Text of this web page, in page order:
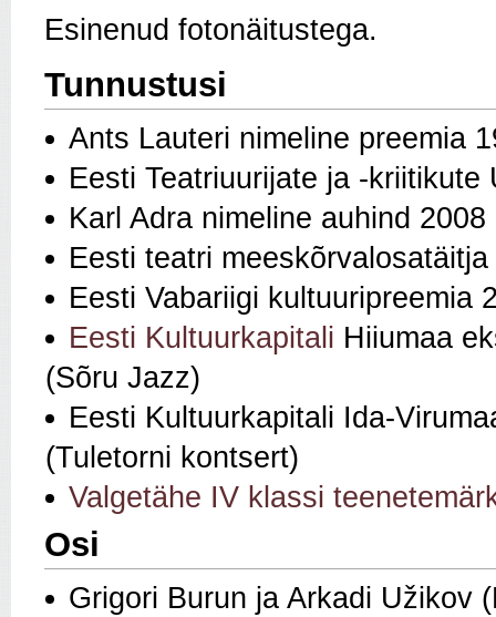
Esinenud fotonäitustega.
Tunnustusi
Ants Lauteri nimeline preemia
Eesti Teatriuurijate ja -
Karl Adra nimeline auhind 2008
Eesti teatri
Eesti Vabariigi kultuuripreemia
Eesti Kultuurkapitali Hiiumaa
(Sõru Jazz)
Eesti Kultuurkapitali Ida-
(Tuletorni kontsert)
Valgetähe IV klassi
Osi
Grigori Burun ja Arkadi Užikov